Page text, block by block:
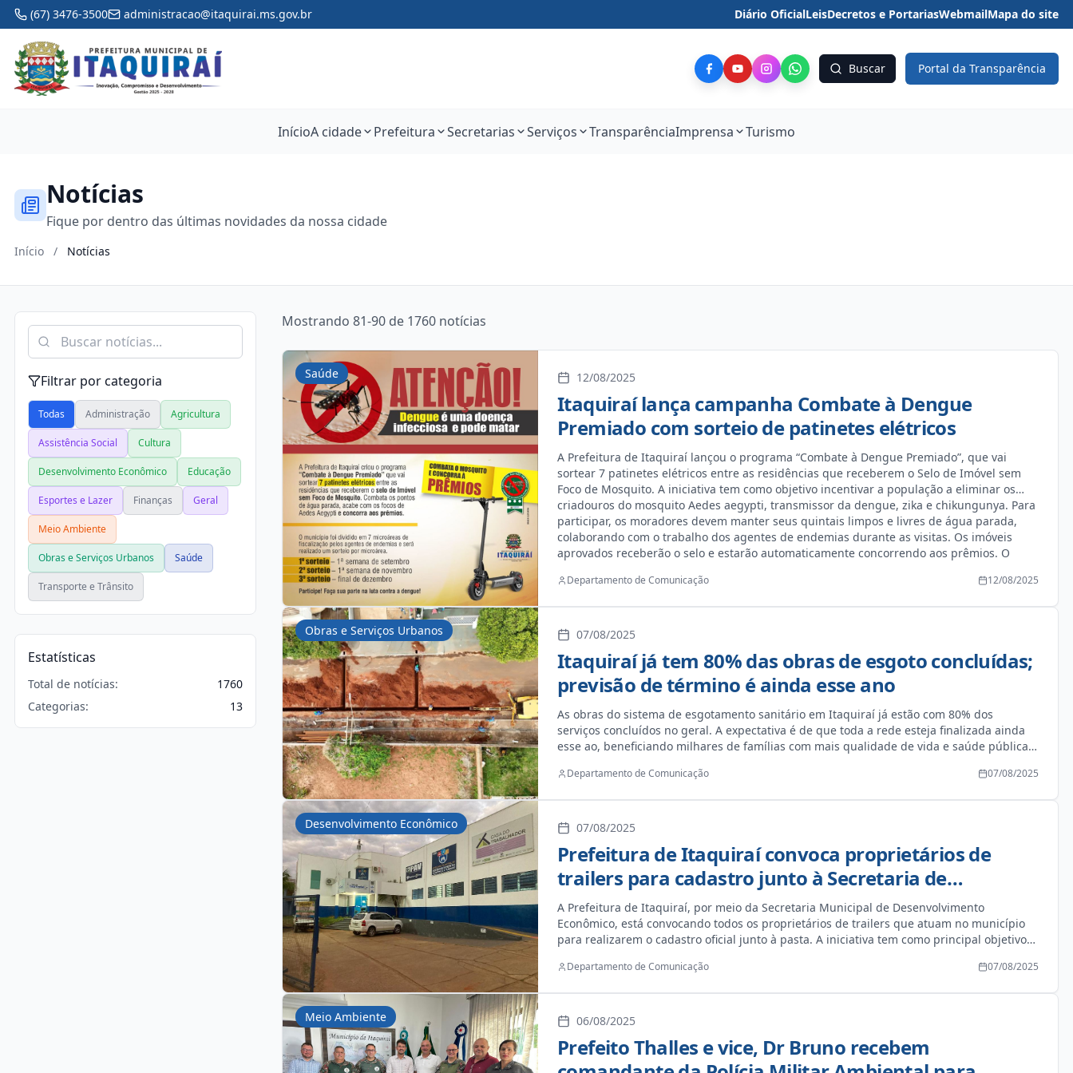
(67) 3476-3500 administracao@itaquirai.ms.gov.br Diário OficialLeisDecretos e PortariasWebmailMapa do site
Buscar Portal da Transparência
InícioA cidade Prefeitura Secretarias Serviços TransparênciaImprensa Turismo
Notícias
Fique por dentro das últimas novidades da nossa cidade
Início / Notícias
Filtrar por categoria
Todas Administração Agricultura
Assistência Social Cultura
Desenvolvimento Econômico Educação
Esportes e Lazer Finanças Geral
Meio Ambiente
Obras e Serviços Urbanos Saúde
Transporte e Trânsito
Estatísticas
Total de notícias:
1760
Categorias:
13
Mostrando 81-90 de 1760 notícias
Saúde 12/08/2025
Itaquiraí lança campanha Combate à Dengue
Premiado com sorteio de patinetes elétricos
A Prefeitura de Itaquiraí lançou o programa “Combate à Dengue Premiado”, que vai
sortear 7 patinetes elétricos entre as residências que receberem o Selo de Imóvel sem
Foco de Mosquito. A iniciativa tem como objetivo incentivar a população a eliminar os
criadouros do mosquito Aedes aegypti, transmissor da dengue, zika e chikungunya. Para
participar, os moradores devem manter seus quintais limpos e livres de água parada,
colaborando com o trabalho dos agentes de endemias durante as visitas. Os imóveis
aprovados receberão o selo e estarão automaticamente concorrendo aos prêmios. O
uma: 1º sorteio – 1ª semana de setembro 2º sorteio – 1ª semana de novembro 3º sorteio –
Participe! Faça sua parte na luta contra a dengue e ainda concorra a prêmios.
Departamento de Comunicação 12/08/2025
Obras e Serviços Urbanos 07/08/2025
Itaquiraí já tem 80% das obras de esgoto concluídas;
previsão de término é ainda esse ano
As obras do sistema de esgotamento sanitário em Itaquiraí já estão com 80% dos
serviços concluídos no geral. A expectativa é de que toda a rede esteja finalizada ainda
esse ao, beneficiando milhares de famílias com mais qualidade de vida e saúde pública.
localizada nas proximidades da Rua Santo Caobinaco, em uma área conhecida como
para o funcionamento do sistema. A Administração Municipal pede à população
fundamentais para o desenvolvimento sustentável e o bem-estar de toda a comunidade.
Departamento de Comunicação 07/08/2025
Desenvolvimento Econômico 07/08/2025
Prefeitura de Itaquiraí convoca proprietários de
trailers para cadastro junto à Secretaria de
Desenvolvimento Econômico
A Prefeitura de Itaquiraí, por meio da Secretaria Municipal de Desenvolvimento
Econômico, está convocando todos os proprietários de trailers que atuam no município
para realizarem o cadastro oficial junto à pasta. A iniciativa tem como principal objetivo
para que a Prefeitura possa identificar os empreendedores do setor, entender suas
“Queremos ouvir esses empreendedores e incluir seus negócios no planejamento de
setor, garantir melhores condições de trabalho e, inclusive, abrir portas para parcerias,
capacitações e eventos que fortaleçam essa atividade”, afirmou o secretário de
Departamento de Comunicação 07/08/2025
Meio Ambiente 06/08/2025
Prefeito Thalles e vice, Dr Bruno recebem